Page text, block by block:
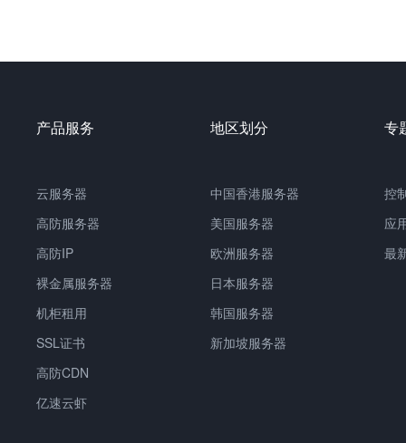
产品服务
云服务器
高防服务器
高防IP
裸金属服务器
机柜租用
SSL证书
高防CDN
亿速云虾
地区划分
中国香港服务器
美国服务器
欧洲服务器
日本服务器
韩国服务器
新加坡服务器
专
控
应
最